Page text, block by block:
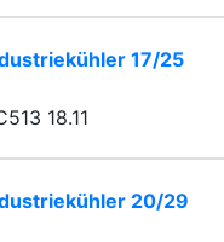
17/25
18.11
20/29